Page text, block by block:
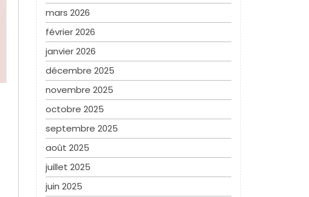
mars 2026
février 2026
janvier 2026
décembre 2025
novembre 2025
octobre 2025
septembre 2025
août 2025
juillet 2025
juin 2025